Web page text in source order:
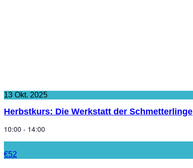
13 Okt. 2025
Herbstkurs: Die Werkstatt der Schmetterlinge
10:00 - 14:00
€52